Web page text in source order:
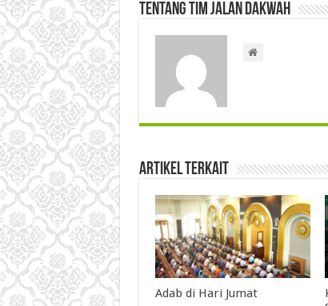
Tentang Tim Jalan Dakwah
Artikel Terkait
Adab di Hari Jumat